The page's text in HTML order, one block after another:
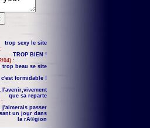
trop sexy le site
TROP BIEN !
04) :
trop beau se site
formidable !
que sa reparte
:
j'aimerais passer
un jour dans
la rÃ©gion